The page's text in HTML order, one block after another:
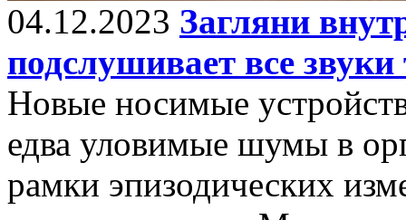
04.12.2023 Загляни
подслушивает все звуки
Новые носимые
едва уловимые шумы в
рамки эпизодических